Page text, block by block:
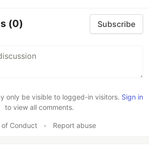
(0) Subscribe
only be visible to logged-in visitors. Sign in
to view all comments.
of Conduct • Report abuse